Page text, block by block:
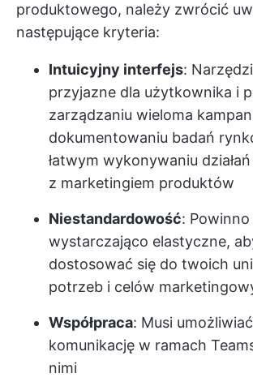
produktowego, należy zwrócić
następujące kryteria:
Intuicyjny interfejs:
przyjazne dla użytkownika i
zarządzaniu wieloma
dokumentowaniu badań
łatwym wykonywaniu
z marketingiem produktów
Niestandardowość:
wystarczająco elastyczne,
dostosować się do twoich
potrzeb i celów
Współpraca: Musi
komunikację w ramach
nimi